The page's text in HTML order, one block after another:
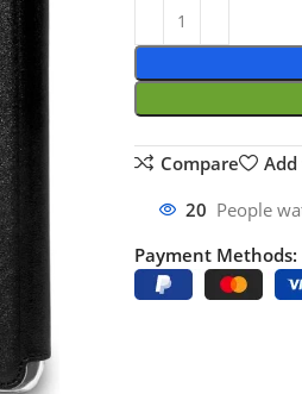
Compare
20 People
Payment Methods: